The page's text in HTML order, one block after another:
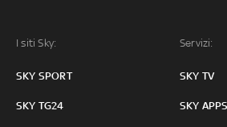
I siti Sky:
SKY SPORT
SKY TG24
Servizi:
SKY TV
SKY APPS